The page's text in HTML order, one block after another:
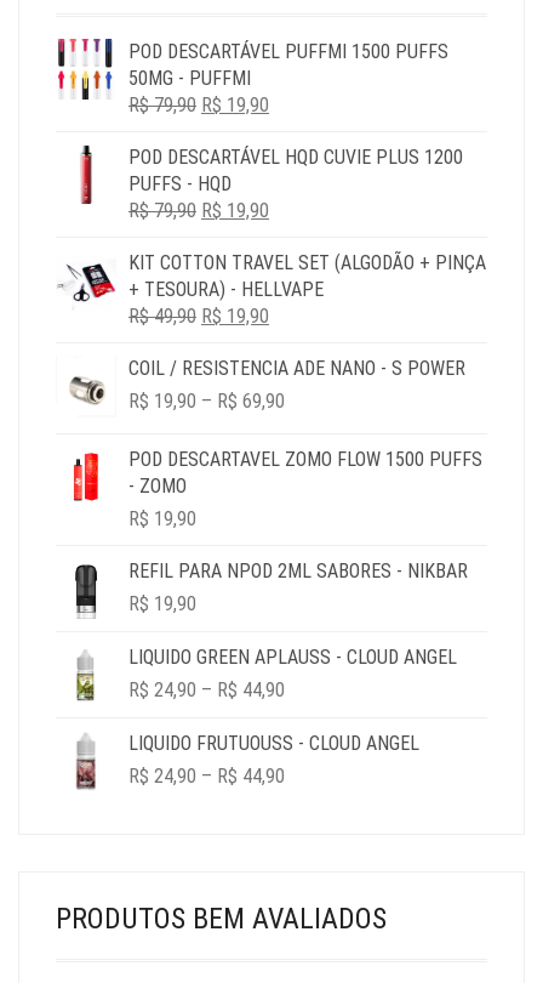
POD DESCARTÁVEL PUFFMI 1500 PUFFS
50MG - PUFFMI
R$79,90 O
ORIGINAL
ERA:
R$ 79,90.
R$ 19,90
ATUAL
POD DESCARTÁVEL HQD CUVIE PLUS 1200
PUFFS - HQD
R$79,90 O
ORIGINAL
ERA:
R$ 79,90.
R$ 19,90
ATUAL
É:
KIT COTTON TRAVEL SET (ALGODÃO + PINÇA
+ TESOURA) - HELLVAPE
R$49,90 O
ORIGINAL
ERA:
R$ 19,90
ATUAL
É:
COIL / RESISTENCIA ADE NANO - S POWER
R$ 19,90 – R$ 69,90
R$ 19,90
POD DESCARTAVEL ZOMO FLOW 1500 PUFFS
- ZOMO
R$ 19,90
REFIL PARA NPOD 2ML SABORES - NIKBAR
R$ 19,90
LIQUIDO GREEN APLAUSS - CLOUD ANGEL
R$ 24,90 – R$ 44,90
R$ 24,90
LIQUIDO FRUTUOUSS - CLOUD ANGEL
R$ 24,90 – R$ 44,90
PRODUTOS BEM AVALIADOS